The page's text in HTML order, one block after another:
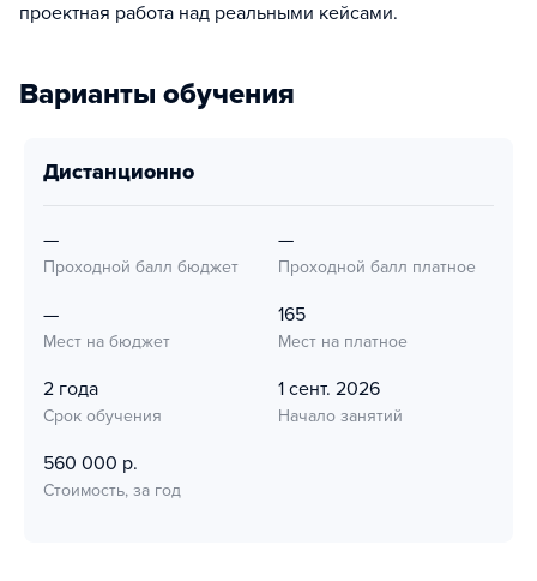
проектная работа над реальными кейсами.
Варианты обучения
дистанционно
—
Проходной балл бюджет
—
Проходной балл платное
—
Мест на бюджет
165
Мест на платное
2 года
Срок обучения
1 сент. 2026
Начало занятий
560 000 р.
Стоимость, за год